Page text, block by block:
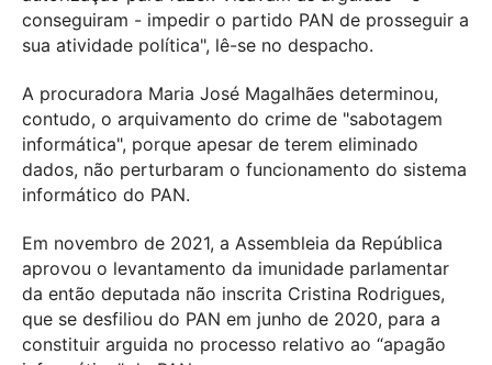
conseguiram - impedir o partido PAN de prosseguir a
sua atividade política", lê-se no despacho.
A procuradora Maria José Magalhães determinou,
contudo, o arquivamento do crime de "sabotagem
informática", porque apesar de terem eliminado
dados, não perturbaram o funcionamento do sistema
informático do PAN.
Em novembro de 2021, a Assembleia da República
aprovou o levantamento da imunidade parlamentar
da então deputada não inscrita Cristina Rodrigues,
que se desfiliou do PAN em junho de 2020, para a
constituir arguida no processo relativo ao “apagão